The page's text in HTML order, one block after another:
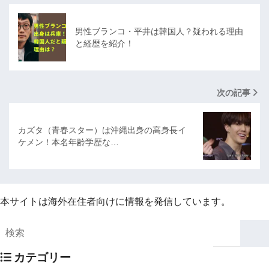
男性ブランコ・平井は韓国人？疑われる理由
と経歴を紹介！
次の記事
カズタ（青春スター）は沖縄出身の高身長イ
ケメン！本名年齢学歴な…
本サイトは海外在住者向けに情報を発信しています。
カテゴリー